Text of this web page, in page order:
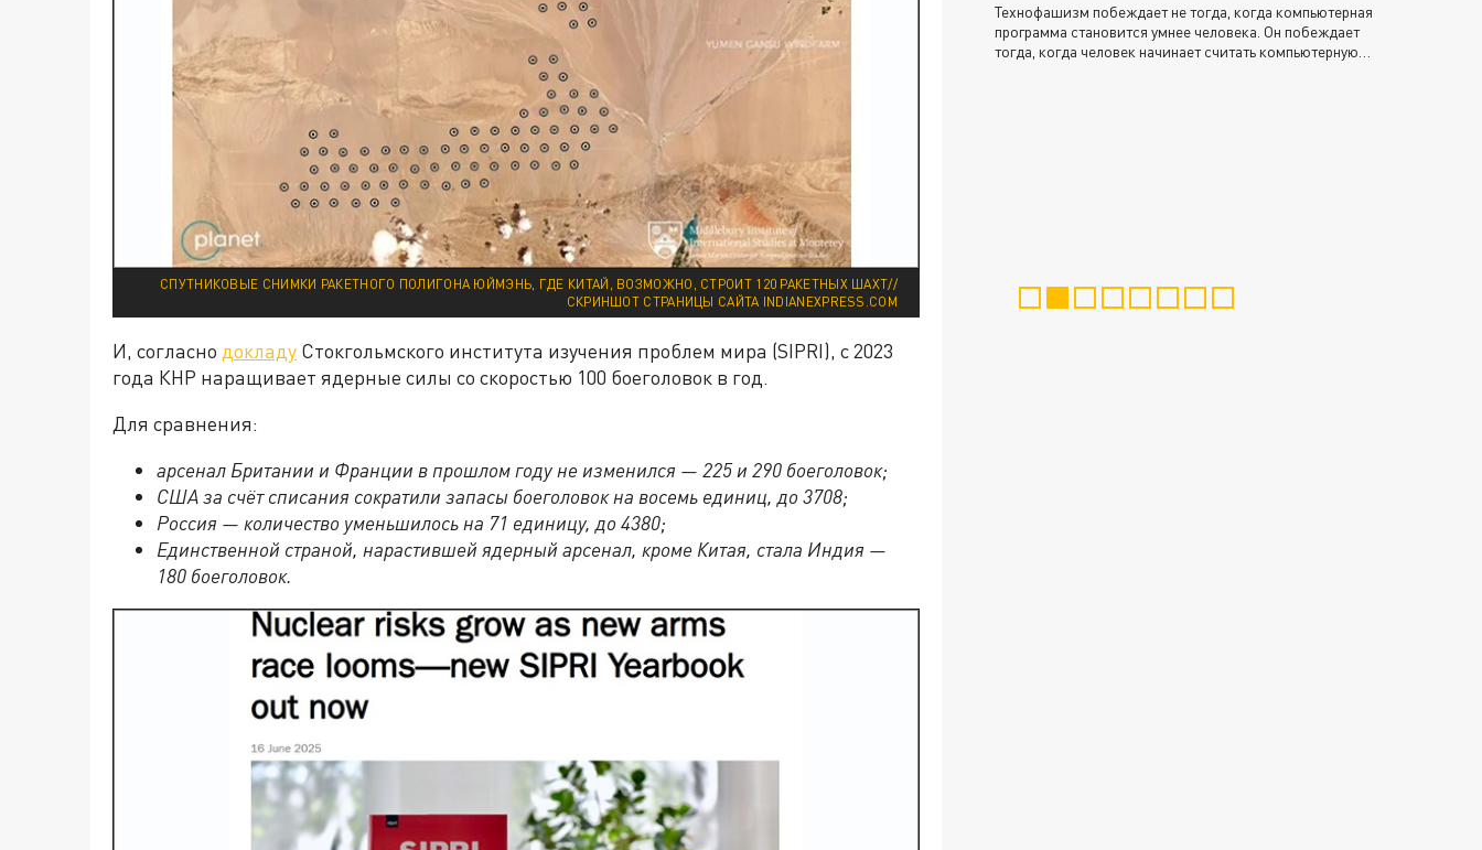
СПУТНИКОВЫЕ СНИМКИ РАКЕТНОГО ПОЛИГОНА ЮЙМЭНЬ, ГДЕ КИТАЙ, ВОЗМОЖНО, СТРОИТ 120 РАКЕТНЫХ ШАХТ//
СКРИНШОТ СТРАНИЦЫ САЙТА INDIANEXPRESS.COM
И, согласно докладу Стокгольмского института изучения проблем мира (SIPRI), с 2023
года КНР наращивает ядерные силы со скоростью 100 боеголовок в год.
Для сравнения:
арсенал Британии и Франции в прошлом году не изменился — 225 и 290 боеголовок;
США за счёт списания сократили запасы боеголовок на восемь единиц, до 3708;
Россия — количество уменьшилось на 71 единицу, до 4380;
Единственной страной, нарастившей ядерный арсенал, кроме Китая, стала Индия —
180 боеголовок.
Технофашизм побеждает не тогда, когда компьютерная
программа становится умнее человека. Он побеждает
тогда, когда человек начинает считать компьютерную